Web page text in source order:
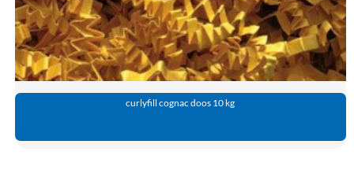
curlyfill cognac doos 10 kg